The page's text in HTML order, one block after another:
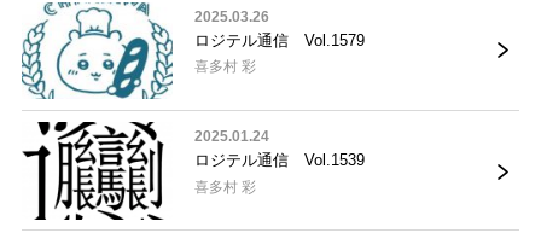
2025.03.26
ロジテル通信 Vol.1579
喜多村 彩
2025.01.24
ロジテル通信 Vol.1539
喜多村 彩